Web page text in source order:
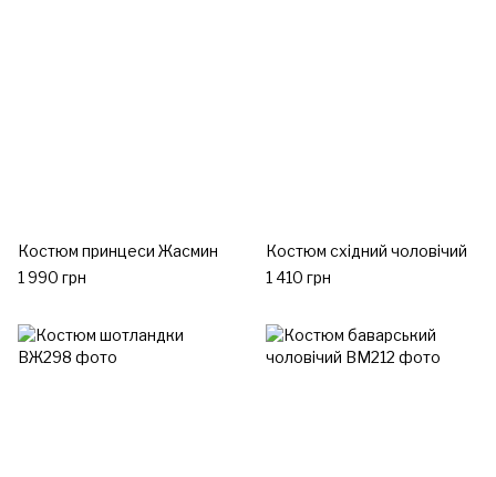
Костюм принцеси Жасмин
1 990 грн
Костюм східний чоловічий
1 410 грн